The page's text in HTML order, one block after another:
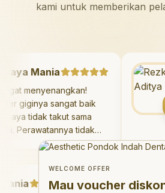
kami untuk memberikan
Mazaya Mania
Sangat menyenangkan!
Dokter giginya sangat baik
dan saya tidak takut sama
sekali. Perawatannya tidak
sakit, dan saya bisa bermain
Saya suka pergi ke dokter
gigi sekarang!"
Welcome Offer
Mau voucher diskon
WELCOME OFFER
Mau voucher